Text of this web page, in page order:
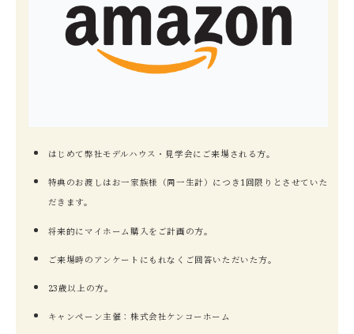
はじめて弊社モデルハウス・見学会にご来場される方。
特典のお渡しはお一家族様（同一生計）につき1回限りとさせていた
だきます。
将来的にマイホーム購入をご計画の方。
ご来場時のアンケートにもれなくご回答いただいた方。
23歳以上の方。
キャンペーン主催：株式会社ケンコーホーム